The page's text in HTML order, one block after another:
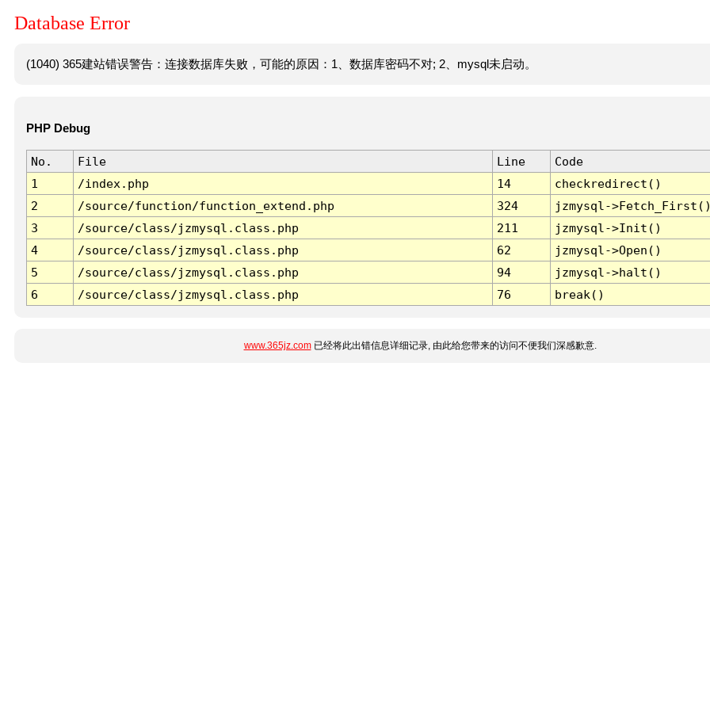
Database Error
(1040) 365建站错误警告：连接数据库失败，可能的原因：1、数据库密码不对; 2、mysql未启动。
PHP Debug
No. File Line
Code
1
/index.php 14
checkredirect()
2
/source/function/function_extend.php 324
jzmysql-
3
/source/class/jzmysql.class.php 211
jzmysql->Init()
4
/source/class/jzmysql.class.php 62
jzmysql->Open()
5
/source/class/jzmysql.class.php 94
jzmysql->halt()
6
/source/class/jzmysql.class.php 76 break()
www.365jz.com已经将此出错信息详细记录, 由此给您带来的访问不便我们深感歉意.